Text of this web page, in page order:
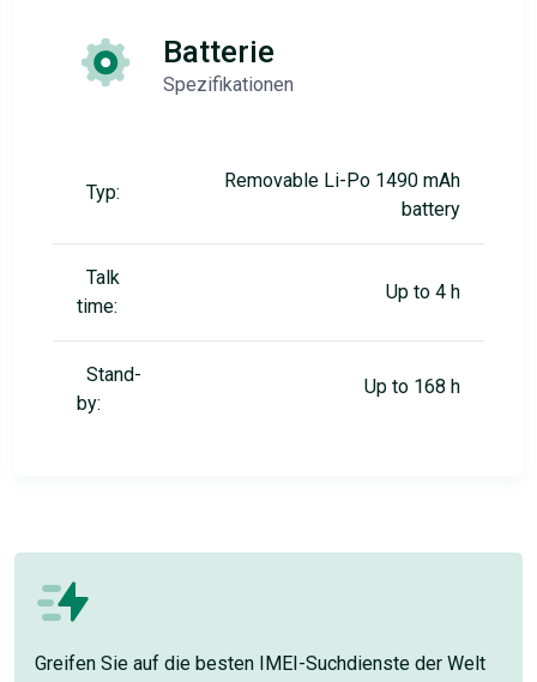
Batterie
Spezifikationen
Typ:
Removable Li-Po 1490 mAh
battery
Talk
time:
Up to 4 h
Stand-
by:
Up to 168 h
Greifen Sie auf die besten IMEI-Suchdienste der Welt